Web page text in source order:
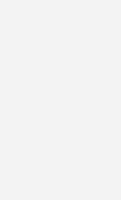
Herzstück
nahezu
April in Würzburg
im
konnte. Schlüssel